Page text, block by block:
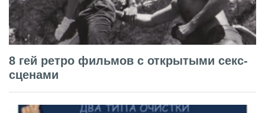
8 гей ретро фильмов с открытыми секс-
сценами